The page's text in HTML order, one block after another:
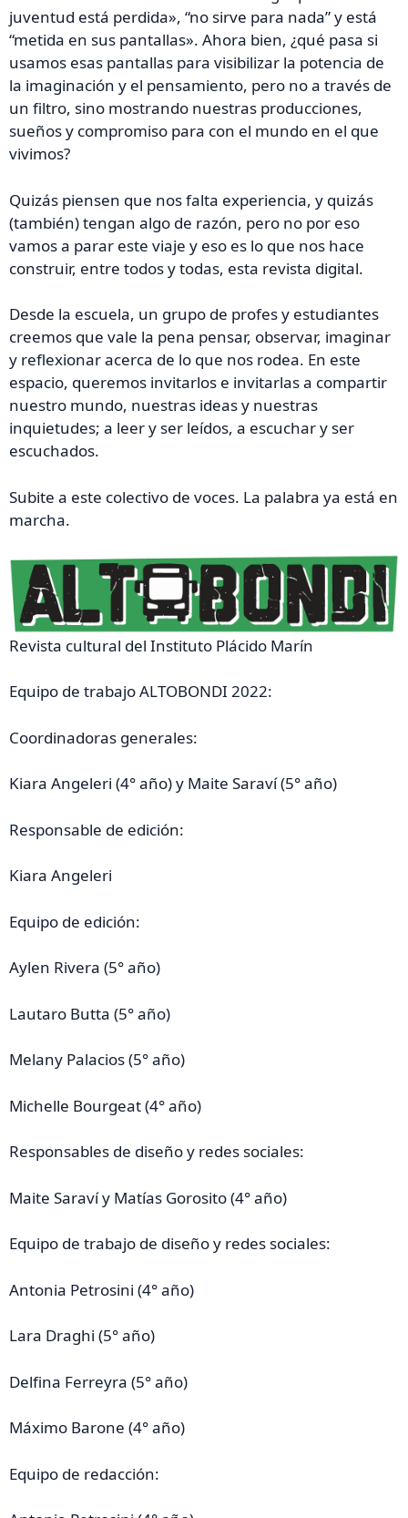
juventud está perdida», “no sirve para nada” y está
“metida en sus pantallas». Ahora bien, ¿qué pasa si
usamos esas pantallas para visibilizar la potencia de
la imaginación y el pensamiento, pero no a través de
un filtro, sino mostrando nuestras producciones,
sueños y compromiso para con el mundo en el que
vivimos?
Quizás piensen que nos falta experiencia, y quizás
(también) tengan algo de razón, pero no por eso
vamos a parar este viaje y eso es lo que nos hace
construir, entre todos y todas, esta revista digital.
Desde la escuela, un grupo de profes y estudiantes
creemos que vale la pena pensar, observar, imaginar
y reflexionar acerca de lo que nos rodea. En este
espacio, queremos invitarlos e invitarlas a compartir
nuestro mundo, nuestras ideas y nuestras
inquietudes; a leer y ser leídos, a escuchar y ser
escuchados.
Subite a este colectivo de voces. La palabra ya está en
marcha.
Revista cultural del Instituto Plácido Marín
Equipo de trabajo ALTOBONDI 2022:
Coordinadoras generales:
Kiara Angeleri (4° año) y Maite Saraví (5° año)
Responsable de edición:
Kiara Angeleri
Equipo de edición:
Aylen Rivera (5° año)
Lautaro Butta (5° año)
Melany Palacios (5° año)
Michelle Bourgeat (4° año)
Responsables de diseño y redes sociales:
Maite Saraví y Matías Gorosito (4° año)
Equipo de trabajo de diseño y redes sociales:
Antonia Petrosini (4° año)
Lara Draghi (5° año)
Delfina Ferreyra (5° año)
Máximo Barone (4° año)
Equipo de redacción: